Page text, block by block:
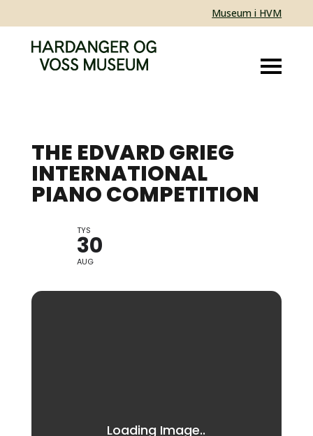
Museum i HVM
THE EDVARD GRIEG
INTERNATIONAL
PIANO COMPETITION
TYS
30
AUG